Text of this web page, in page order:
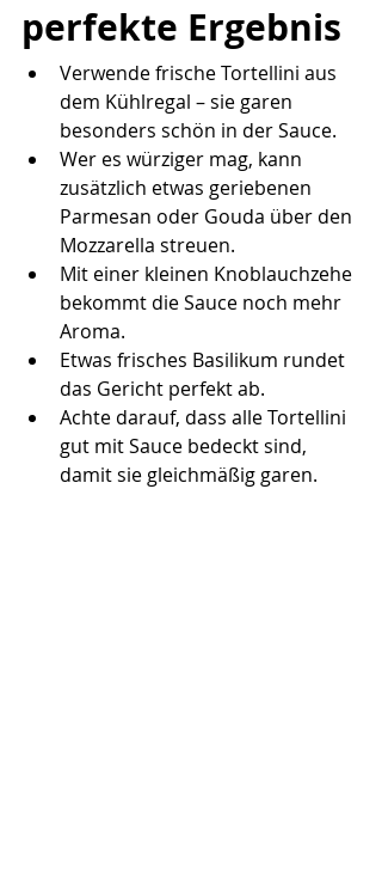
perfekte Ergebnis
Verwende frische Tortellini aus
dem Kühlregal – sie garen
besonders schön in der Sauce.
Wer es würziger mag, kann
zusätzlich etwas geriebenen
Parmesan oder Gouda über den
Mozzarella streuen.
Mit einer kleinen Knoblauchzehe
bekommt die Sauce noch mehr
Aroma.
Etwas frisches Basilikum rundet
das Gericht perfekt ab.
Achte darauf, dass alle Tortellini
gut mit Sauce bedeckt sind,
damit sie gleichmäßig garen.